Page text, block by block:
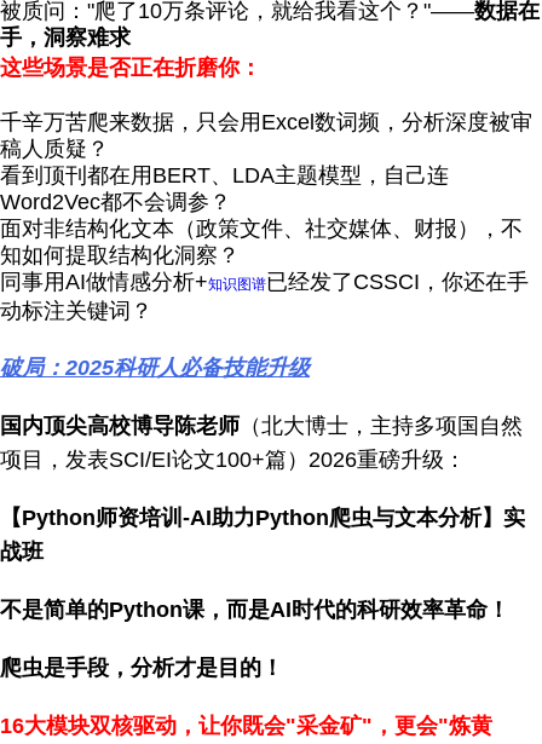
被质问："爬了10万条评论，就给我看这个？"——数据在
手，洞察难求
这些场景是否正在折磨你：
千辛万苦爬来数据，只会用Excel数词频，分析深度被审
稿人质疑？
看到顶刊都在用BERT、LDA主题模型，自己连
Word2Vec都不会调参？
面对非结构化文本（政策文件、社交媒体、财报），不
知如何提取结构化洞察？
同事用AI做情感分析+知识图谱已经发了CSSCI，你还在手
动标注关键词？
破局：2025科研人必备技能升级
国内顶尖高校博导陈老师 （北大博士，主持多项国自然
项目，发表SCI/EI论文100+篇）2026重磅升级：
【Python师资培训-AI助力Python爬虫与文本分析】 实
战班
不是简单的Python课，而是AI时代的科研效率革命！
爬虫是手段，分析才是目的！
16大模块双核驱动，让你既会"采金矿"，更会"炼黄